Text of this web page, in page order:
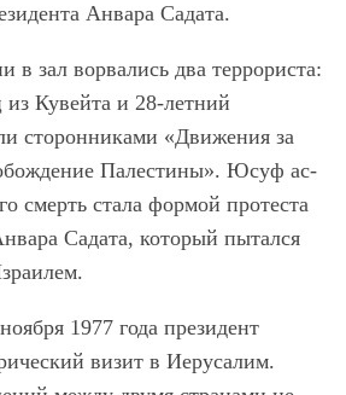
Анвара Садата.
в зал ворвались два террориста:
Кувейта и 28-летний
сторонниками «Движения за
Палестины». Юсуф ас-
смерть стала формой протеста
Садата, который пытался
1977 года президент
визит в Иерусалим.